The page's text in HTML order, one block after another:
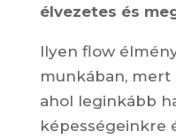
élvezetes és
Ilyen flow
munkában, mert
ahol leginkább
képességeinkre